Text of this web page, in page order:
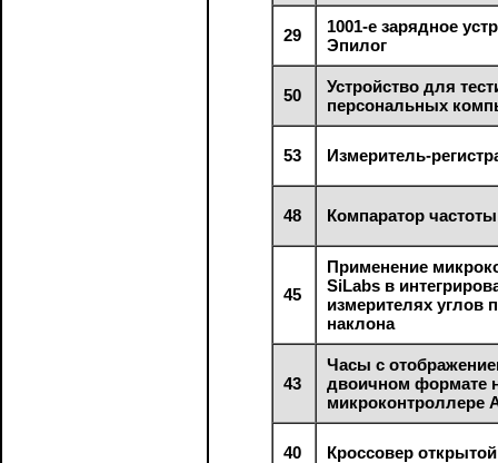
29
1001-е зарядное
Эпилог
50
Устройство для
персональных
53 Измеритель-
48 Компаратор частоты
45
Применение
SiLabs в
измерителях углов
наклона
43
Часы с
двоичном формате
микроконтроллере
40 Кроссовер